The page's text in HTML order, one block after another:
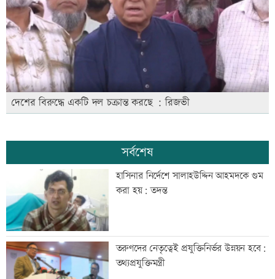
দেশের বিরুদ্ধে একটি দল চক্রান্ত করছে : রিজভী
সর্বশেষ
হাসিনার নির্দেশে সালাহউদ্দিন আহমদকে গুম
করা হয়: তদন্ত
তরুণদের নেতৃত্বেই প্রযুক্তিনির্ভর উন্নয়ন হবে:
তথ্যপ্রযুক্তিমন্ত্রী